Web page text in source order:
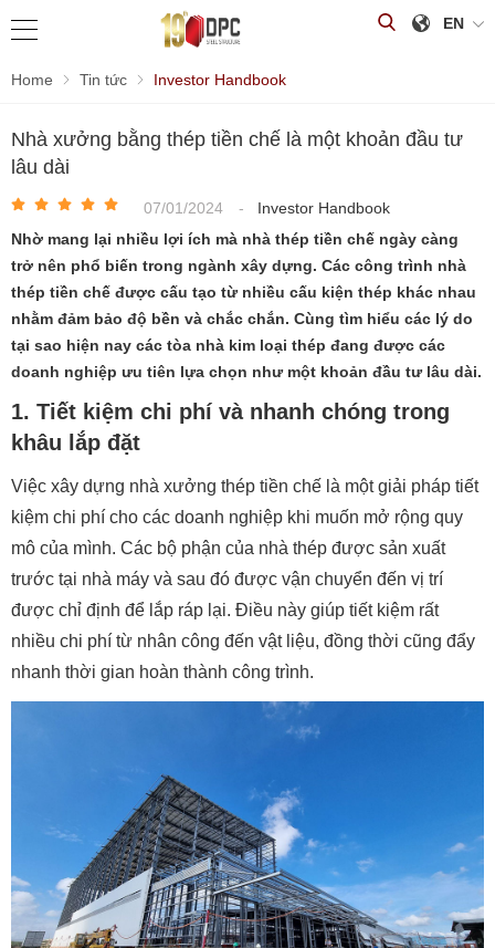
EN
Home Tin tức Investor Handbook
Nhà xưởng bằng thép tiền chế là một khoản đầu tư
lâu dài
07/01/2024 -
Investor Handbook
Nhờ mang lại nhiều lợi ích mà nhà thép tiền chế ngày càng
trở nên phổ biến trong ngành xây dựng. Các công trình nhà
thép tiền chế được cấu tạo từ nhiều cấu kiện thép khác nhau
nhằm đảm bảo độ bền và chắc chắn. Cùng tìm hiểu các lý do
tại sao hiện nay các tòa nhà kim loại thép đang được các
doanh nghiệp ưu tiên lựa chọn như một khoản đầu tư lâu dài.
1. Tiết kiệm chi phí và nhanh chóng trong
khâu lắp đặt
Việc xây dựng nhà xưởng thép tiền chế là một giải pháp tiết
kiệm chi phí cho các doanh nghiệp khi muốn mở rộng quy
mô của mình. Các bộ phận của nhà thép được sản xuất
trước tại nhà máy và sau đó được vận chuyển đến vị trí
được chỉ định để lắp ráp lại. Điều này giúp tiết kiệm rất
nhiều chi phí từ nhân công đến vật liệu, đồng thời cũng đẩy
nhanh thời gian hoàn thành công trình.